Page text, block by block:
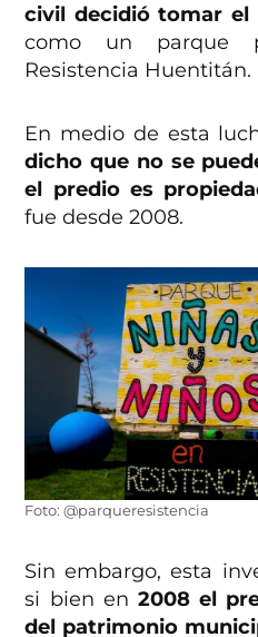
civil decidió tomar el
como un parque
Resistencia Huentitán.
En medio de esta
dicho que no se
el predio es
fue desde 2008.
Foto: @parqueresistencia
Sin embargo, esta
si bien en 2008 el
del patrimonio